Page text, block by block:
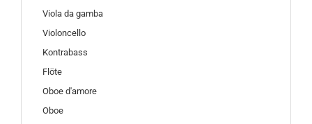
Viola da gamba
Violoncello
Kontrabass
Flöte
Oboe d'amore
Oboe